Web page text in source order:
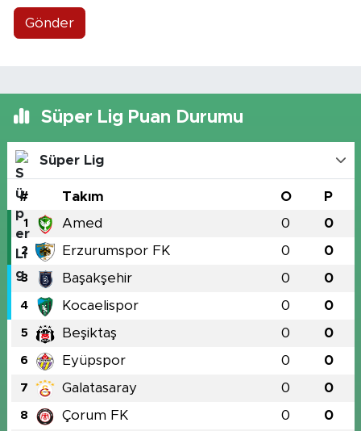
Gönder
Süper Lig Puan Durumu
Süper Lig
# Takım O P
1 Amed 0 0
2 Erzurumspor FK 0 0
3 Başakşehir 0 0
4 Kocaelispor 0 0
5 Beşiktaş 0 0
6 Eyüpspor 0 0
7 Galatasaray 0 0
8 Çorum FK 0 0